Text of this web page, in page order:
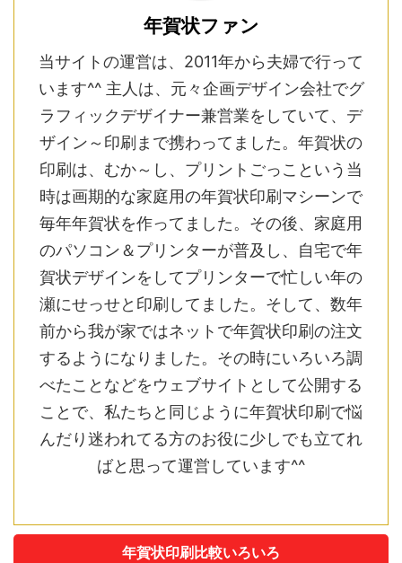
年賀状ファン
当サイトの運営は、2011年から夫婦で行って
います^^ 主人は、元々企画デザイン会社でグ
ラフィックデザイナー兼営業をしていて、デ
ザイン～印刷まで携わってました。年賀状の
印刷は、むか～し、プリントごっこという当
時は画期的な家庭用の年賀状印刷マシーンで
毎年年賀状を作ってました。その後、家庭用
のパソコン＆プリンターが普及し、自宅で年
賀状デザインをしてプリンターで忙しい年の
瀬にせっせと印刷してました。そして、数年
前から我が家ではネットで年賀状印刷の注文
するようになりました。その時にいろいろ調
べたことなどをウェブサイトとして公開する
ことで、私たちと同じように年賀状印刷で悩
んだり迷われてる方のお役に少しでも立てれ
ばと思って運営しています^^
年賀状印刷比較いろいろ